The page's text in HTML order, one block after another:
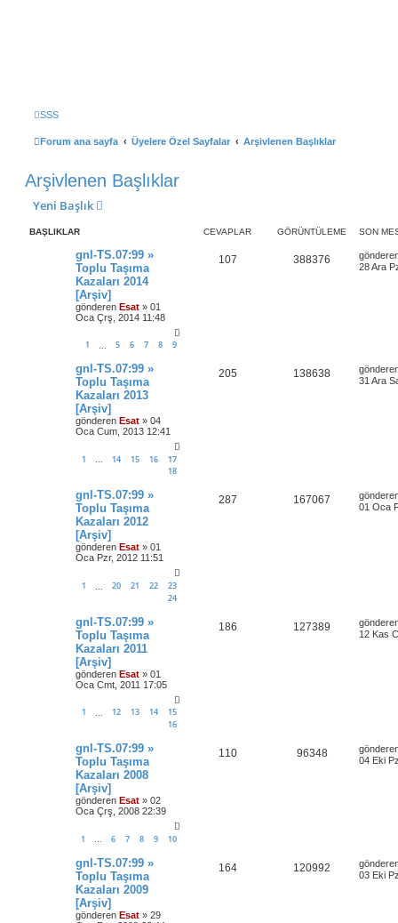
SSS
Forum ana sayfa Üyelere Özel Sayfalar Arşivlenen Başlıklar
Arşivlenen Başlıklar
Yeni Başlık
BAŞLIKLAR CEVAPLAR GÖRÜNTÜLEME SON
gnl-TS.07:99 »
Toplu Taşıma
Kazaları 2014
[Arşiv]
gönderen Esat » 01
Oca Çrş, 2014 11:48
1 5 6 7 8 9
107 388376
28 Ara
gnl-TS.07:99 »
Toplu Taşıma
Kazaları 2013
[Arşiv]
gönderen Esat » 04
Oca Cum, 2013 12:41
1 … 14 15 16
17
18
205 138638
31 Ara
gnl-TS.07:99 »
Toplu Taşıma
Kazaları 2012
[Arşiv]
gönderen Esat » 01
Oca Pzr, 2012 11:51
1 20 21 22
23
24
287 167067
01 Oca
gnl-TS.07:99 »
Toplu Taşıma
Kazaları 2011
[Arşiv]
gönderen Esat » 01
Oca Cmt, 2011 17:05
1 12 13 14
15
16
186 127389
12 Kas
gnl-TS.07:99 »
Toplu Taşıma
Kazaları 2008
[Arşiv]
gönderen Esat » 02
Oca Çrş, 2008 22:39
1 … 6 7 8 9 10
110 96348
04 Eki
gnl-TS.07:99 »
Toplu Taşıma
Kazaları 2009
[Arşiv]
gönderen Esat » 29
164 120992
03 Eki